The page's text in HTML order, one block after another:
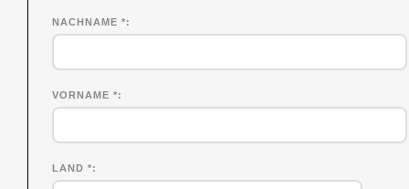
NACHNAME*
VORNAME*
LAND *